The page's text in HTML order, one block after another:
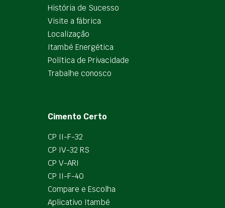
História de Sucesso
Visite a fábrica
Localização
Itambé Energética
Política de Privacidade
Trabalhe conosco
Cimento Certo
CP II-F-32
CP IV-32 RS
CP V-ARI
CP II-F-40
Compare e Escolha
Aplicativo Itambé